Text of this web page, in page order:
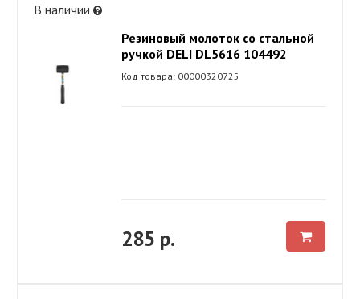
В наличии
Резиновый молоток со стальной
ручкой DELI DL5616 104492
Код товара: 00000320725
285 р.